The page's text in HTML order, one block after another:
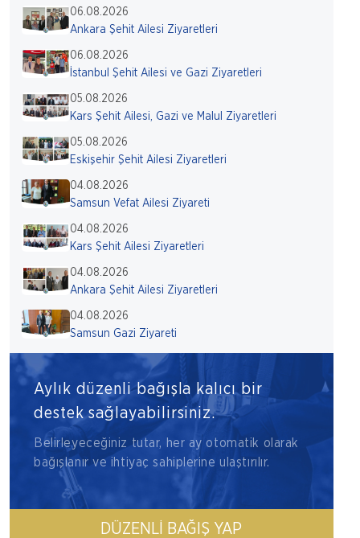
06.08.2026
Ankara Şehit Ailesi Ziyaretleri
06.08.2026
İstanbul Şehit Ailesi ve Gazi Ziyaretleri
05.08.2026
Kars Şehit Ailesi, Gazi ve Malul Ziyaretleri
05.08.2026
Eskişehir Şehit Ailesi Ziyaretleri
04.08.2026
Samsun Vefat Ailesi Ziyareti
04.08.2026
Kars Şehit Ailesi Ziyaretleri
04.08.2026
Ankara Şehit Ailesi Ziyaretleri
04.08.2026
Samsun Gazi Ziyareti
Aylık düzenli bağışla kalıcı bir
destek sağlayabilirsiniz.
Belirleyeceğiniz tutar, her ay otomatik olarak
bağışlanır ve ihtiyaç sahiplerine ulaştırılır.
DÜZENLI BAĞIŞ YAP